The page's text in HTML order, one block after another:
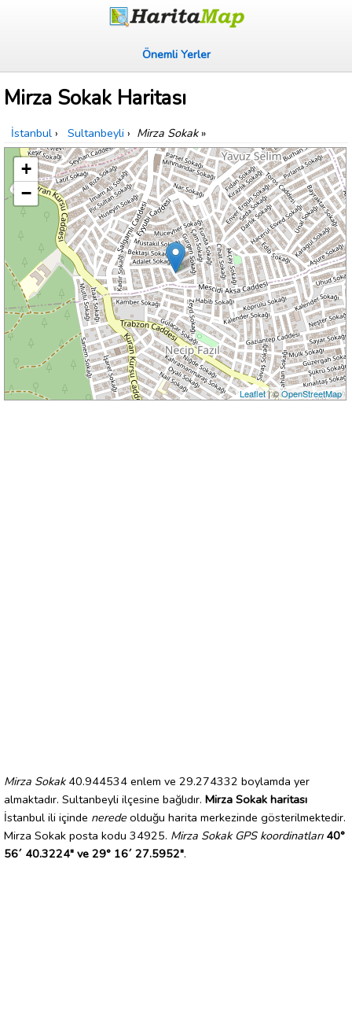
Önemli Yerler
Mirza Sokak Haritası
İstanbul › Sultanbeyli › Mirza Sokak»
+
−
Leaflet| ©OpenStreetMap
Mirza Sokak40.944534 enlem ve 29.274332 boylamda yer
almaktadır. Sultanbeyli ilçesine bağlıdır. Mirza Sokak haritası
İstanbul ili içinde nerede olduğu harita merkezinde gösterilmektedir.
Mirza Sokak posta kodu 34925. Mirza Sokak GPS koordinatları 40°
56´ 40.3224" ve 29° 16´ 27.5952".